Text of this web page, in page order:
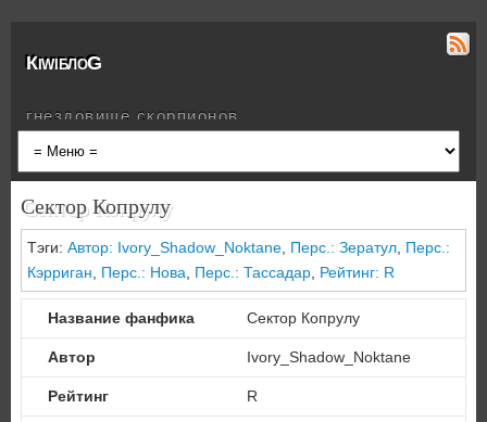
КiwiблоG
гнездовище скорпионов
Сектор Копрулу
Тэги: Автор: Ivory_Shadow_Noktane, Перс.: Зератул, Перс.:
Кэрриган
Перс.: Нова Перс.: Тассадар, Рейтинг: R
Название фанфика Сектор Копрулу
Автор Ivory_Shadow_Noktane
Рейтинг R